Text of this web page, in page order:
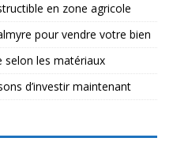
en zone agricole
pour vendre votre bien
selon les matériaux
d’investir maintenant